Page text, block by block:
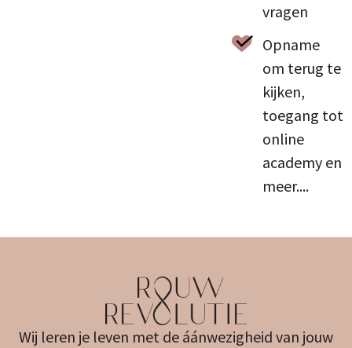
vragen
Opname
om terug te
kijken,
toegang tot
online
academy en
meer....
Wij leren je leven met de áánwezigheid van jouw